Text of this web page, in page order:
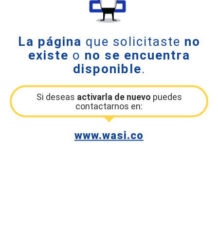
La página que solicitaste no
existe o no se encuentra
disponible.
Si deseas activarla de nuevo puedes
contactarnos en:
www.wasi.co